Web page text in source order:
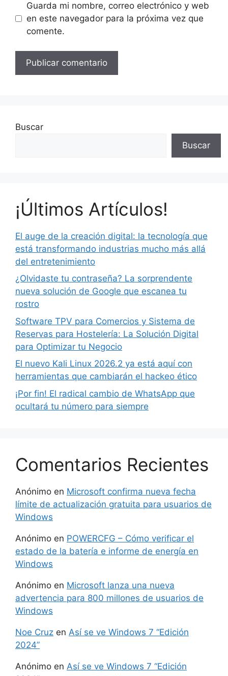
Guarda mi nombre, correo electrónico y web
en este navegador para la próxima vez que
comente.
Buscar
Buscar
¡Últimos Artículos!
El auge de la creación digital: la tecnología que
está transformando industrias mucho más allá
del entretenimiento
¿Olvidaste tu contraseña? La sorprendente
nueva solución de Google que escanea tu
rostro
Software TPV para Comercios y Sistema de
Reservas para Hostelería: La Solución Digital
para Optimizar tu Negocio
El nuevo Kali Linux 2026.2 ya está aquí con
herramientas que cambiarán el hackeo ético
¡Por fin! El radical cambio de WhatsApp que
ocultará tu número para siempre
Comentarios Recientes
Anónimo en Microsoft confirma nueva fecha
límite de actualización gratuita para usuarios de
Windows
Anónimo en POWERCFG – Cómo verificar el
estado de la batería e informe de energía en
Windows
Anónimo en Microsoft lanza una nueva
advertencia para 800 millones de usuarios de
Windows
Noe Cruz en Así se ve Windows 7 “Edición
2024”
Anónimo en Así se ve Windows 7 “Edición